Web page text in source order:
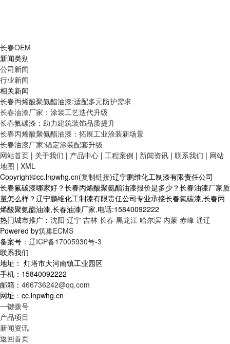
长春OEM
新闻类别
公司新闻
行业新闻
相关新闻
长春丙烯酸聚氨酯油漆:适配多元防护需求
长春油漆厂家：涂装工艺迭代升级
长春氟碳漆：助力建筑装饰品质提升
长春丙烯酸聚氨酯油漆：拓展工业涂装新场景
长春油漆厂家:锚定涂装配套升级
网站首页 | 关于我们 | 产品中心 | 工程案例 | 新闻资讯 | 联系我们 | 网站
地图 | XML
Copyright©cc.lnpwhg.cn(复制链接)辽宁鹏维化工制漆有限责任公司
长春氟碳漆哪家好？长春丙烯酸聚氨酯油漆报价是多少？长春油漆厂家质
量怎么样？辽宁鹏维化工制漆有限责任公司专业承接长春氟碳漆,长春丙
烯酸聚氨酯油漆,长春油漆厂家,电话:15840092222
热门城市推广： 沈阳 辽宁 吉林 长春 黑龙江 哈尔滨 内蒙 赤峰 通辽
Powered by筑巢ECMS
备案号： 辽ICP备17005930号-3
联系我们
地址： 灯塔市大河南镇工业园区
手机：15840092222
邮箱： 466736242@qq.com
网址：cc.lnpwhg.cn
一键拨号
产品项目
新闻资讯
返回首页